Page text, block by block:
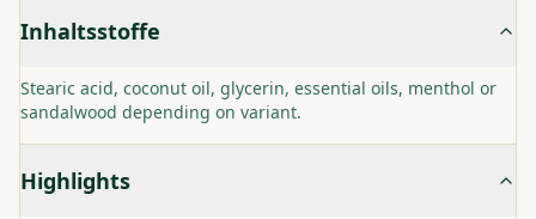
Inhaltsstoffe
Stearic acid, coconut oil, glycerin, essential oils, menthol or
sandalwood depending on variant.
Highlights